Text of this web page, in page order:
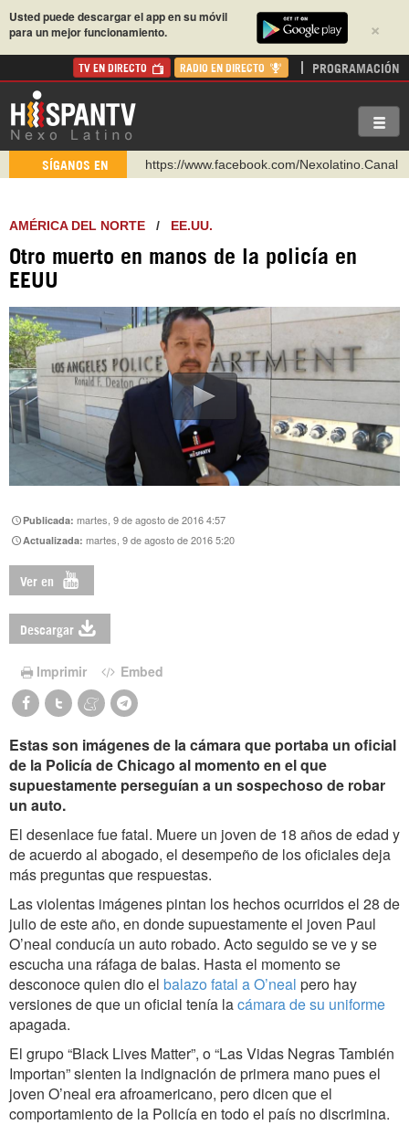
×
Usted puede descargar el app en su móvil
para un mejor funcionamiento.
TV EN DIRECTO RADIO EN DIRECTO PROGRAMACIÓN
SÍGANOS EN
https://www.facebook.com/Nexolatino.Canal
http://twitter.com/nexo_latino
https://t.me/hispantvcanal
Instagram como: hispan_tv
AMÉRICA DEL NORTE / EE.UU.
Otro muerto en manos de la policía en
EEUU
Publicada:martes, 9 de agosto de 2016 4:57
Actualizada:martes, 9 de agosto de 2016 5:20
Ver en
Descargar
Imprimir Embed
Estas son imágenes de la cámara que portaba un oficial
de la Policía de Chicago al momento en el que
supuestamente perseguían a un sospechoso de robar
un auto.
El desenlace fue fatal. Muere un joven de 18 años de edad y
de acuerdo al abogado, el desempeño de los oficiales deja
más preguntas que respuestas.
Las violentas imágenes pintan los hechos ocurridos el 28 de
julio de este año, en donde supuestamente el joven Paul
O’neal conducía un auto robado. Acto seguido se ve y se
escucha una ráfaga de balas. Hasta el momento se
desconoce quien dio el balazo fatal a O’neal pero hay
versiones de que un oficial tenía lacámara de su uniforme
apagada.
El grupo “Black Lives Matter”, o “Las Vidas Negras También
Importan” sienten la indignación de primera mano pues el
joven O’neal era afroamericano, pero dicen que el
comportamiento de la Policía en todo el país no discrimina.